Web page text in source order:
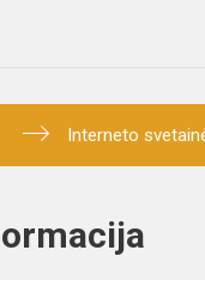
Interneto